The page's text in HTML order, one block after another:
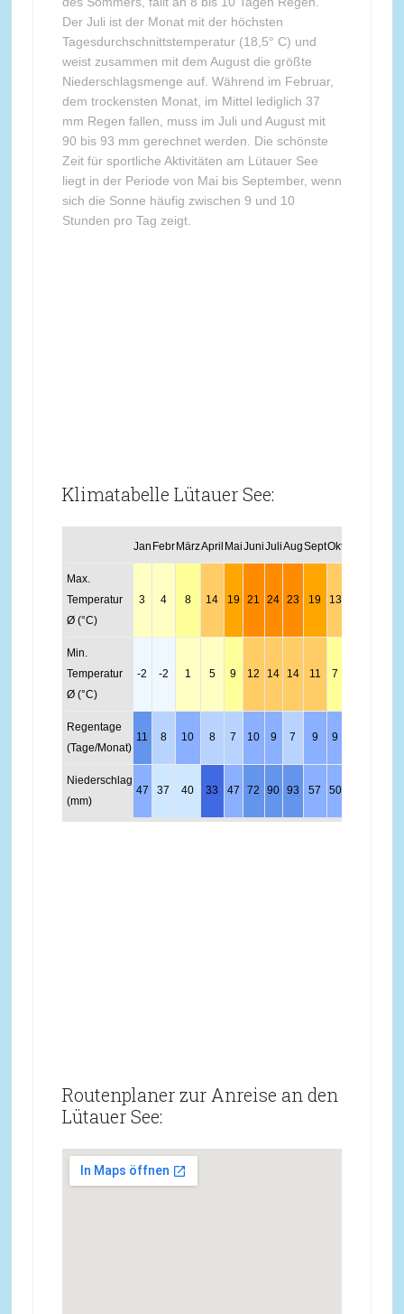
Der Juli ist der Monat mit der höchsten
Tagesdurchschnittstemperatur (18,5° C) und
weist zusammen mit dem August die größte
Niederschlagsmenge auf. Während im Februar,
dem trockensten Monat, im Mittel lediglich 37
mm Regen fallen, muss im Juli und August mit
90 bis 93 mm gerechnet werden. Die schönste
Zeit für sportliche Aktivitäten am Lütauer See
liegt in der Periode von Mai bis September, wenn
sich die Sonne häufig zwischen 9 und 10
Stunden pro Tag zeigt.
Klimatabelle Lütauer See:
Jan Febr MärzApril MaiJuniJuliAugSeptOkt
Max.
Temperatur
Ø (°C)
3 4 8 14 19 21 24 23 19 13
Min.
Temperatur
Ø (°C)
-2 -2 1 5 9 12 14 14 11 7
Regentage
(Tage/Monat)
11 8 10 8 7 10 9 7 9 9
Niederschlag
(mm)
47 37 40 33 47 72 90 93 57 50
Routenplaner zur Anreise an den
Lütauer See: